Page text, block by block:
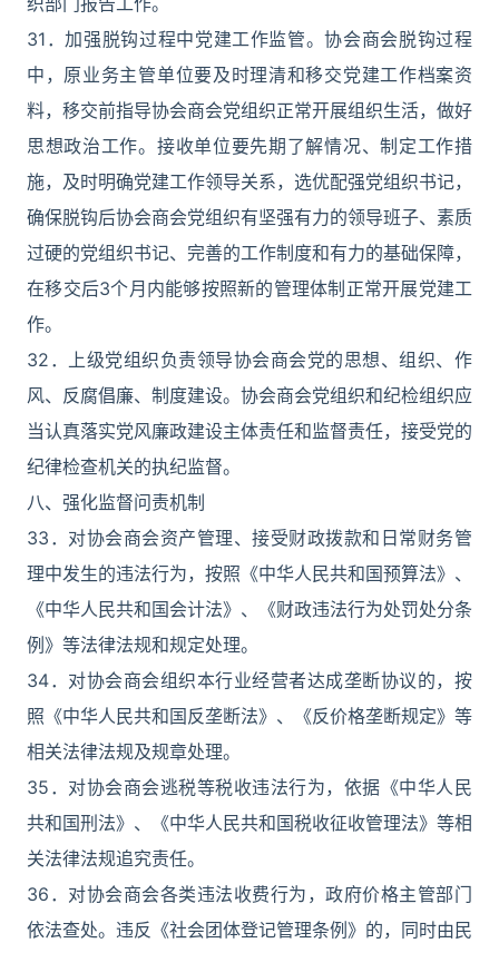
31．加强脱钩过程中党建工作监管。协会商会脱钩过程
中，原业务主管单位要及时理清和移交党建工作档案资
料，移交前指导协会商会党组织正常开展组织生活，做好
思想政治工作。接收单位要先期了解情况、制定工作措
施，及时明确党建工作领导关系，选优配强党组织书记，
确保脱钩后协会商会党组织有坚强有力的领导班子、素质
过硬的党组织书记、完善的工作制度和有力的基础保障，
在移交后3个月内能够按照新的管理体制正常开展党建工
作。
32．上级党组织负责领导协会商会党的思想、组织、作
风、反腐倡廉、制度建设。协会商会党组织和纪检组织应
当认真落实党风廉政建设主体责任和监督责任，接受党的
纪律检查机关的执纪监督。
八、强化监督问责机制
33．对协会商会资产管理、接受财政拨款和日常财务管
理中发生的违法行为，按照《中华人民共和国预算法》、
《中华人民共和国会计法》、《财政违法行为处罚处分条
例》等法律法规和规定处理。
34．对协会商会组织本行业经营者达成垄断协议的，按
照《中华人民共和国反垄断法》、《反价格垄断规定》等
相关法律法规及规章处理。
35．对协会商会逃税等税收违法行为，依据《中华人民
共和国刑法》、《中华人民共和国税收征收管理法》等相
关法律法规追究责任。
36．对协会商会各类违法收费行为，政府价格主管部门
依法查处。违反《社会团体登记管理条例》的，同时由民